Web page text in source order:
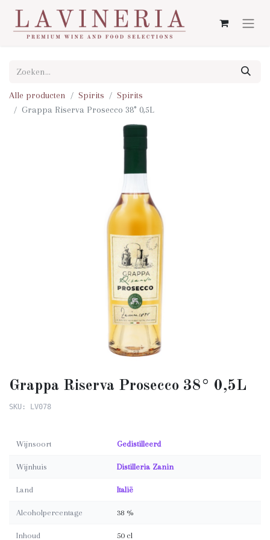
Alle producten Spirits
Spirits
Grappa Riserva Prosecco 38° 0,5L
Grappa Riserva Prosecco 38° 0,5L
SKU: LV078
Wijnsoort Gedistilleerd
Wijnhuis Distilleria Zanin
Land Italië
Alcoholpercentage 38 %
Inhoud 50 cl